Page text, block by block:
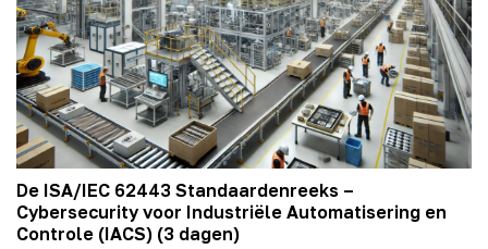
De ISA/IEC 62443 Standaardenreeks –
Cybersecurity voor Industriële Automatisering en
Controle (IACS) (3 dagen)